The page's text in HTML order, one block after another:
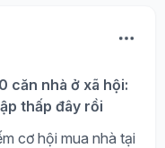
căn nhà ở xã hội:
thấp đây rồi
cơ hội mua nhà tại